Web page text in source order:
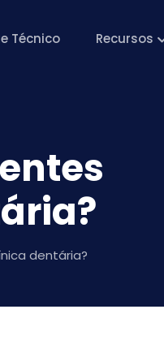
Técnico Recursos
dentária?